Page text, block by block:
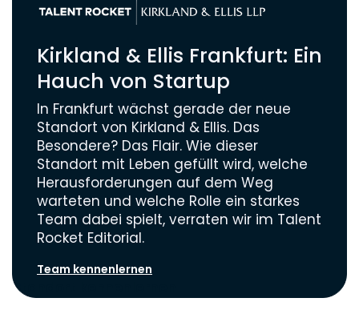
Kirkland & Ellis Frankfurt: Ein
Hauch von Startup
In Frankfurt wächst gerade der neue
Standort von Kirkland & Ellis. Das
Besondere? Das Flair. Wie dieser
Standort mit Leben gefüllt wird, welche
Herausforderungen auf dem Weg
warteten und welche Rolle ein starkes
Team dabei spielt, verraten wir im Talent
Rocket Editorial.
Team kennenlernen
Standort kennenlernen